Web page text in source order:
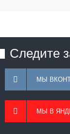
Следите
МЫ
МЫ В